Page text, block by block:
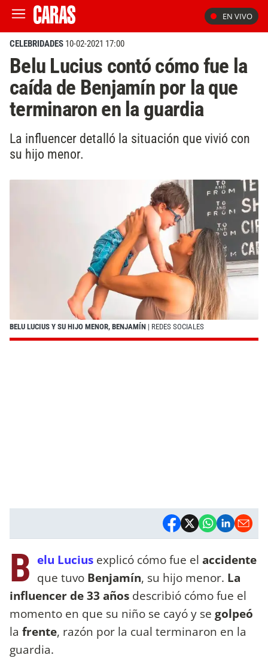
EN VIVO
CELEBRIDADES 10-02-2021 17:00
Belu Lucius contó cómo fue la
caída de Benjamín por la que
terminaron en la guardia
La influencer detalló la situación que vivió con
su hijo menor.
BELU LUCIUS Y SU HIJO MENOR, BENJAMÍN | REDES SOCIALES
B elu Lucius explicó cómo fue el accidente
que tuvo Benjamín, su hijo menor. La
influencer de 33 años describió cómo fue el
momento en que su niño se cayó y se golpeó
la frente, razón por la cual terminaron en la
guardia.